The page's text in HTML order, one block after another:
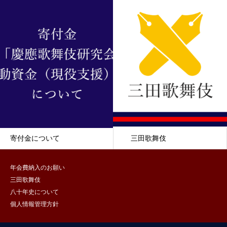
寄付金について 三田歌舞伎
年会費納入のお願い
三田歌舞伎
八十年史について
個人情報管理方針